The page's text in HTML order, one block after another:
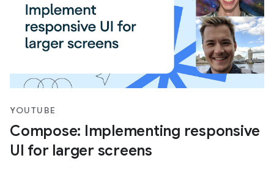
YOUTUBE
Compose: Implementing responsive
UI for larger screens